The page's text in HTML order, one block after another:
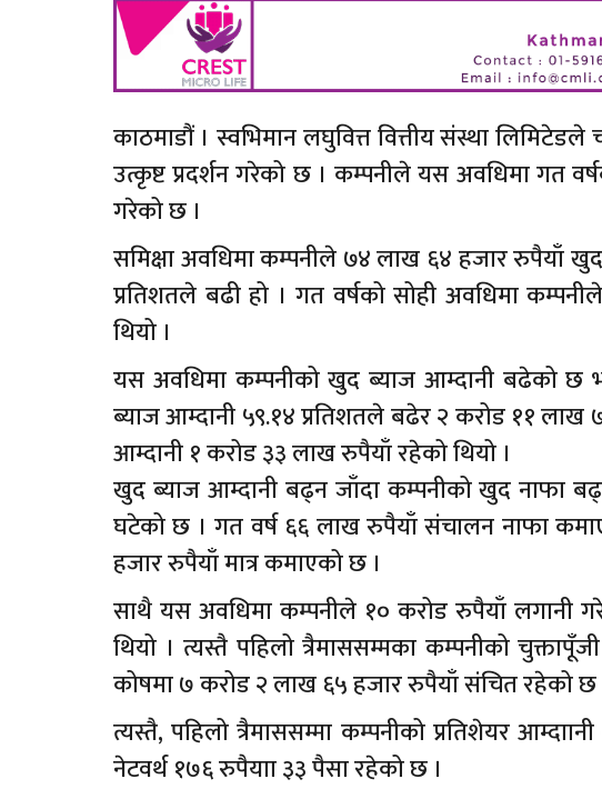
काठमाडौं । स्वभिमान लघुवित्त वित्तीय संस्था
उत्कृष्ट प्रदर्शन गरेको छ । कम्पनीले यस अवधिमा गत
गरेको छ ।
समिक्षा अवधिमा कम्पनीले ७४ लाख ६४ हजार रुपैयाँ
प्रतिशतले बढी हो । गत वर्षको सोही अवधिमा
थियो ।
यस अवधिमा कम्पनीको खुद ब्याज आम्दानी बढेको
ब्याज आम्दानी ५९.१४ प्रतिशतले बढेर २ करोड ११
आम्दानी १ करोड ३३ लाख रुपैयाँ रहेको थियो ।
खुद ब्याज आम्दानी बढ्न जाँदा कम्पनीको खुद नाफा
घटेको छ । गत वर्ष ६६ लाख रुपैयाँ संचालन नाफा
हजार रुपैयाँ मात्र कमाएको छ ।
साथै यस अवधिमा कम्पनीले १० करोड रुपैयाँ लगानी
थियो । त्यस्तै पहिलो त्रैमाससम्मका कम्पनीको
कोषमा ७ करोड २ लाख ६५ हजार रुपैयाँ संचित रहेको छ
त्यस्तै, पहिलो त्रैमाससम्मा कम्पनीको प्रतिशेयर
नेटवर्थ १७६ रुपैयाा ३३ पैसा रहेको छ ।